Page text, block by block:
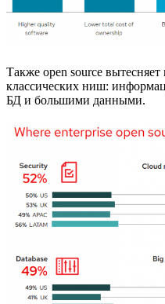
Также open source
классических ниш:
БД и большими данными.